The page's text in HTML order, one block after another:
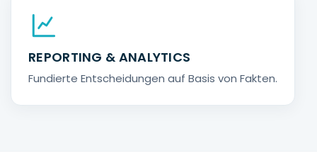
REPORTING & ANALYTICS
Fundierte Entscheidungen auf Basis von Fakten.